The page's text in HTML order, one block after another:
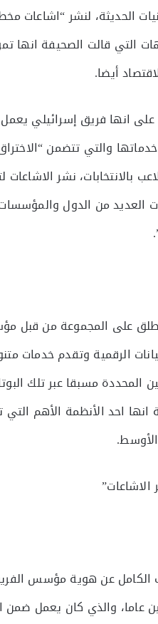
الحديثة، لنشر
التي قالت الصحيفة انها
أيضا.
على انها فريق إسرائيلي
والتي تتضمن
بالانتخابات، نشر
العديد من الدول
على المجموعة من قبل
الرقمية وتقدم خدمات
المحددة مسبقا عبر تلك
احد الأنظمة الأهم التي
عن هوية مؤسس
والذي كان يعمل ضمن